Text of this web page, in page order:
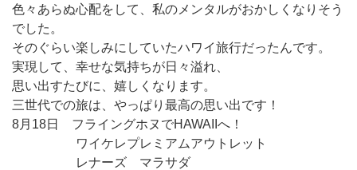
色々あらぬ心配をして、私のメンタルがおかしくなりそう
でした。
そのぐらい楽しみにしていたハワイ旅行だったんです。
実現して、幸せな気持ちが日々溢れ、
思い出すたびに、嬉しくなります。
三世代での旅は、やっぱり最高の思い出です！
8月18日 フライングホヌでHAWAIIへ！
ワイケレプレミアムアウトレット
レナーズ マラサダ